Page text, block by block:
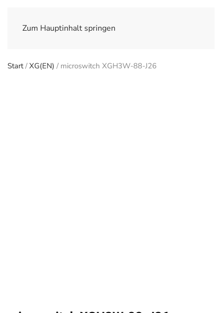
Zum Hauptinhalt springen
Start/XG(EN) / microswitch XGH3W-88-J26